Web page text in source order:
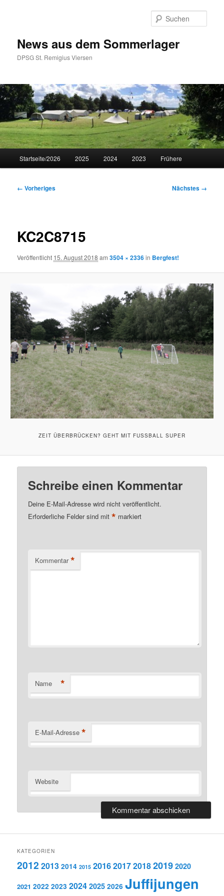
News aus dem Sommerlager
DPSG St. Remigius Viersen
Startseite/2026 2025 2024 2023 Frühere
Bilder-
← Vorheriges Nächstes →
KC2C8715
Veröffentlicht 15. August 2018 am3504 × 2336in Bergfest!
ZEIT ÜBERBRÜCKEN? GEHT MIT FUSSBALL SUPER
Schreibe einen Kommentar
Deine E-Mail-Adresse wird nicht veröffentlicht.
Erforderliche Felder sind mit* markiert
Kommentar *
Name *
E-Mail-Adresse *
Website
KATEGORIEN
2012 2013 2014 2015 2016201720182019 2020
2021 2022 2023 2024 2025 2026 Juffijungen